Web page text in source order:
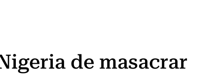
de masacrar